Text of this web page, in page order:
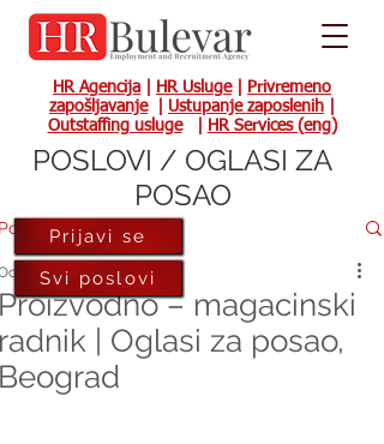
HR Agencija HR Usluge|
Privremeno
zapošljavanje| Ustupanje zaposlenih
Outstaffing usluge| HR Services (eng)
– magacinski
| Oglasi za posao,
12, 2023
Prijavi se
Svi poslovi
POSLOVI / OGLASI ZA
POSAO